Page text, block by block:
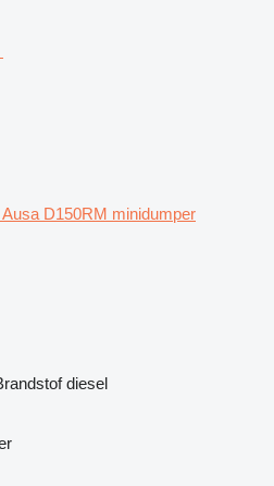
Ausa D150RM minidumper
diesel